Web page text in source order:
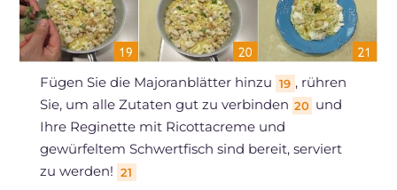
Fügen Sie die Majoranblätter hinzu 19 , rühren
Sie, um alle Zutaten gut zu verbinden 20 und
Ihre Reginette mit Ricottacreme und
gewürfeltem Schwertfisch sind bereit, serviert
zu werden! 21